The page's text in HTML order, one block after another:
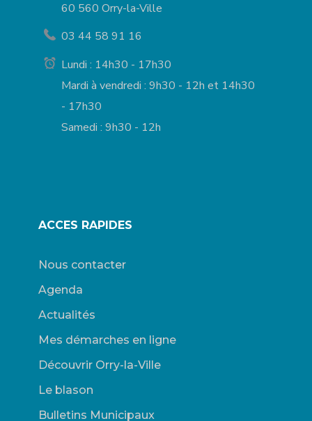
60 560 Orry-la-Ville
03 44 58 91 16
Lundi : 14h30 - 17h30
Mardi à vendredi : 9h30 - 12h et 14h30
- 17h30
Samedi : 9h30 - 12h
ACCES RAPIDES
Nous contacter
Agenda
Actualités
Mes démarches en ligne
Découvrir Orry-la-Ville
Le blason
Bulletins Municipaux